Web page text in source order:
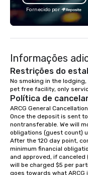
team building,
challenge courses for
adventure. Our team
snack options to
your team enjoyable
We have a large
serve 450 guests at
would like a more
option, our full
with you to create the
dreams! If you would like to use a
meeting room we
different rooms that
from boardrooms to
Fornecido por
Informações
Restrições do
No smoking in the
pet free facility, only
Política de
ARCG General
Once the deposit is sent
nontransferable. We will
obligations (guest count)
After the 120 day point,
minimum financial
and approved, if canceled
will be charged $5 per
goes towards what